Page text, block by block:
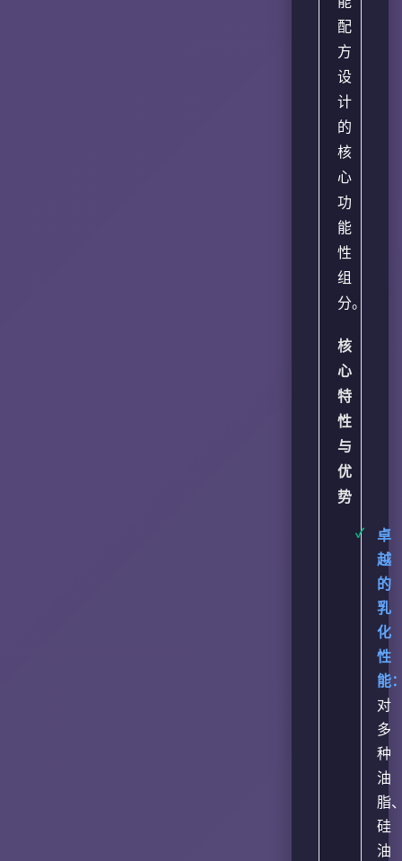
配
方
设
计
的
核
心
功
能
性
组
分。
核
心
特
性
与
优
势
卓
越
的
乳
化
性
能
对
多
种
油
脂
硅
油